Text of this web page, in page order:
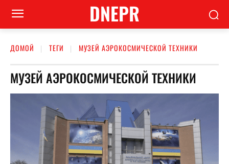
DNEPR
ДОМОЙ ТЕГИ МУЗЕЙ АЭРОКОСМИЧЕСКОЙ ТЕХНИКИ
МУЗЕЙ АЭРОКОСМИЧЕСКОЙ ТЕХНИКИ